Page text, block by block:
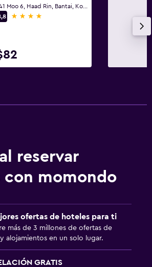
4 estrellas
reservar
con momondo
ofertas de hoteles para ti
más de 3 millones de ofertas de
alojamientos en un solo lugar.
GRATIS